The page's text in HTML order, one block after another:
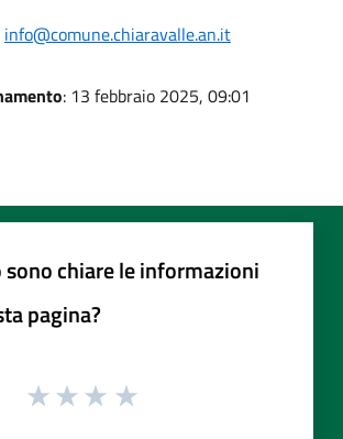
info@comune.chiaravalle.an.it
: 13 febbraio 2025, 09:01
sono chiare le informazioni
pagina?